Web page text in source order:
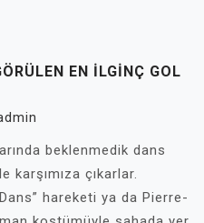
EN İLGINÇ GOL
beklenmedik dans
çıkarlar.
hareketi ya da Pierre-